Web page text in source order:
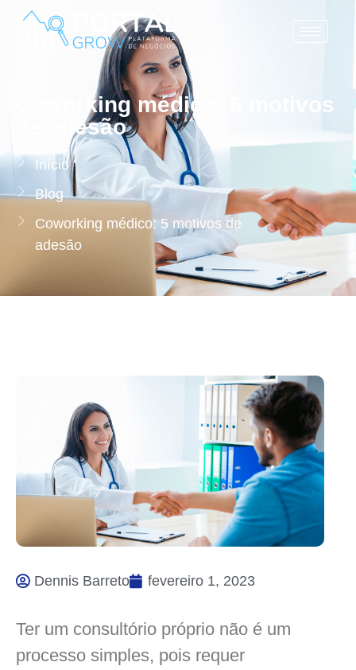
Coworking médico: 5 motivos
de adesão
Início
Blog
Coworking médico: 5 motivos de
adesão
Dennis Barreto fevereiro 1, 2023
Ter um consultório próprio não é um
processo simples, pois requer